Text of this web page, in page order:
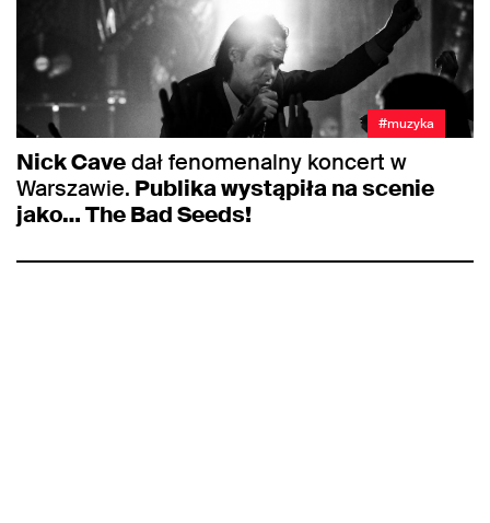
#muzyka
Nick Cavedał fenomenalny koncert w
Warszawie. Publika wystąpiła na scenie
jako… The Bad Seeds!